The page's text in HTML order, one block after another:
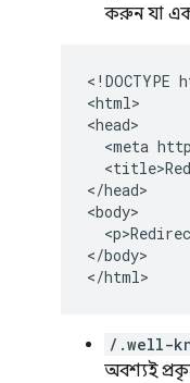
করুন যা
<!DOCTYPE
<html>
<head>
<meta
</head>
<body>
</body>
/.well-
অবশ্যই